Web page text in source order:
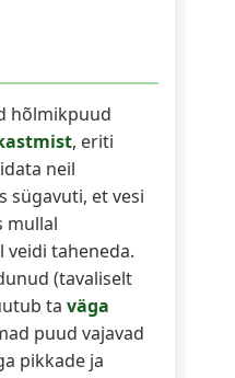
hõlmikpuud
, eriti
neil
sügavuti, et vesi
mullal
veidi taheneda.
(tavaliselt
ta väga
puud vajavad
pikkade ja